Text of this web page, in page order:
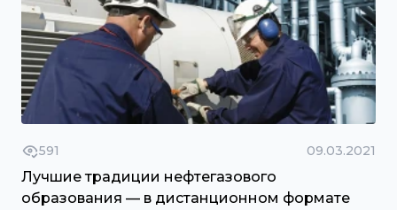
591 09.03.2021
Лучшие традиции нефтегазового
образования — в дистанционном формате